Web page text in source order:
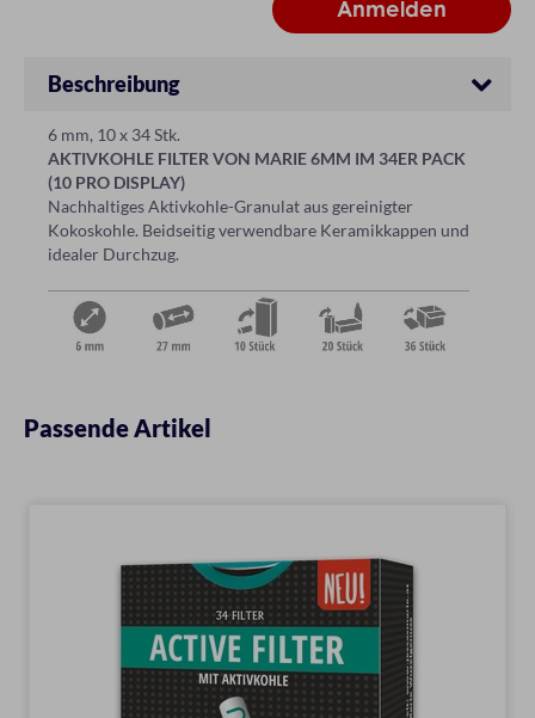
Beschreibung
6 mm, 10 x 34 Stk.
AKTIVKOHLE FILTER VON MARIE 6MM IM 34ER PACK
(10 PRO DISPLAY)
Nachhaltiges Aktivkohle-Granulat aus gereinigter
Kokoskohle. Beidseitig verwendbare Keramikkappen und
idealer Durchzug.
Passende Artikel